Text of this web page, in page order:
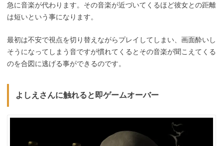
急に音楽が代わります。その音楽が近づいてくるほど彼女との距離
は短いという事になります。
最初は不安で視点を切り替えながらプレイしてしまい、画面酔いし
そうになってしまう音ですが慣れてくるとその音楽が聞こえてくる
のを合図に逃げる事ができるのです。
よしえさんに触れると即ゲームオーバー